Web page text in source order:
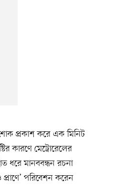
প্রকাশ করে এক মিনিট
কারণে মেট্রোরেলের
ধরে মানববন্ধন রচনা
পরিবেশন করেন